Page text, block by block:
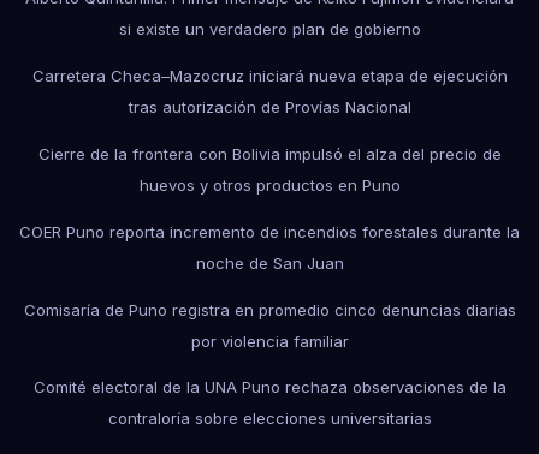
si existe un verdadero plan de gobierno
Carretera Checa–Mazocruz iniciará nueva etapa de ejecución
tras autorización de Provías Nacional
Cierre de la frontera con Bolivia impulsó el alza del precio de
huevos y otros productos en Puno
COER Puno reporta incremento de incendios forestales durante la
noche de San Juan
Comisaría de Puno registra en promedio cinco denuncias diarias
por violencia familiar
Comité electoral de la UNA Puno rechaza observaciones de la
contraloría sobre elecciones universitarias